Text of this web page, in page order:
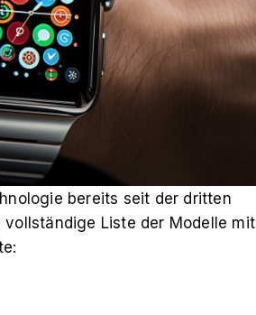
bereits seit der dritten
Liste der Modelle mit